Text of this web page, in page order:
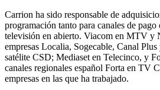
Carrion ha sido responsable de
programación tanto para canales de pago
televisión en abierto. Viacom en MTV y
empresas Localia, Sogecable, Canal
satélite CSD; Mediaset en Telecinco, y
canales regionales español Forta en TV
empresas en las que ha trabajado.